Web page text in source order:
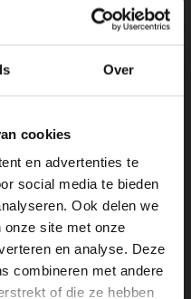
Over
cookies
en advertenties te
social media te bieden
Ook delen we
onze site met onze
en analyse. Deze
combineren met andere
of die ze hebben